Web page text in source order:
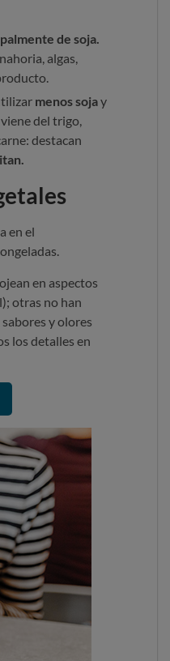
de soja.
algas,
menos sojay
del trigo,
destacan
en el
en aspectos
otras no han
y olores
los detalles en